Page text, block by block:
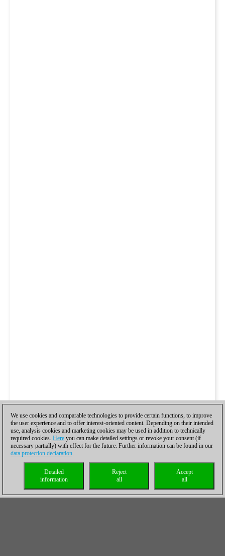
We use cookies and comparable technologies to provide certain functions, to improve
the user experience and to offer interest-oriented content. Depending on their intended
use, analysis cookies and marketing cookies may be used in addition to technically
required cookies. Here you can make detailed settings or revoke your consent (if
necessary partially) with effect for the future. Further information can be found in our
data protection declaration.
Accept
all
Reject
all
Detailed
information